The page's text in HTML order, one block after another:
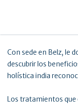
Con sede en Belz, le
descubrir los
holística india
Los tratamientos que